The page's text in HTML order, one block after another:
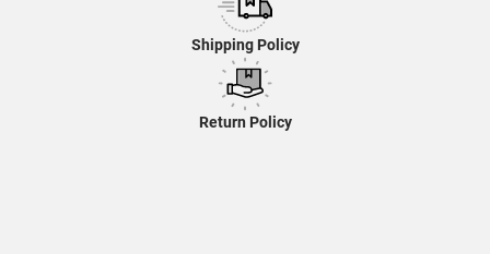
Shipping Policy
Return Policy